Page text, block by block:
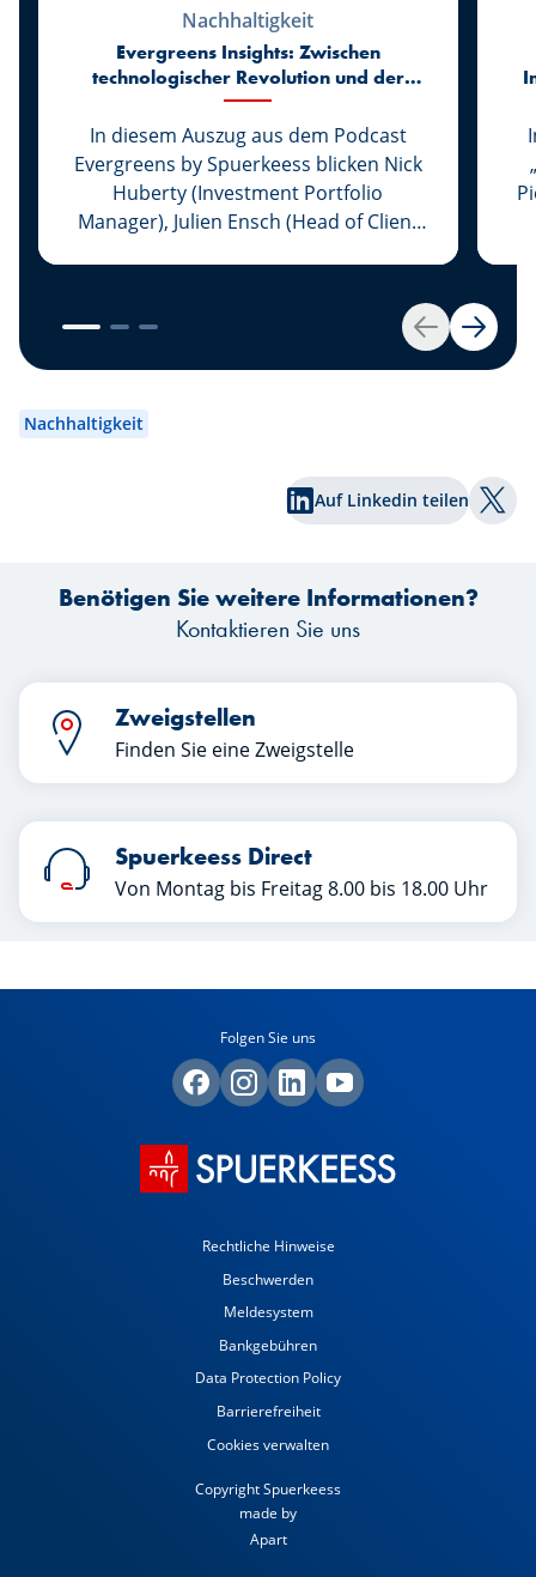
ZurückWeiter
Nachhaltigkeit
Evergreens Insights: Zwischen
technologischer Revolution und der
Rückkehr zur Realität der Märkte
In diesem Auszug aus dem Podcast
Evergreens by Spuerkeess blicken Nick
Huberty (Investment Portfolio
Manager), Julien Ensch (Head of Client
auf die ersten sechs Monate des Jahres
2026 zurück. Zwischen dem rasanten
Aufstieg der Kkünstlichen Intelligenz,
veränderten geldpolitischen
geopolitischen Spannungen hielten die
Finanzmärkte erneut zahlreiche
Halbjahr ziehen? Erfahren Sie mehr in
diesem Artikel.
Nachhaltigkeit
Auf Linkedin teilen Auf
Benötigen Sie weitere Informationen?
Kontaktieren Sie uns
Zweigstellen
Finden Sie eine Zweigstelle
Spuerkeess Direct
Von Montag bis Freitag 8.00 bis 18.00 Uhr
Folgen Sie uns
Rechtliche Hinweise
Beschwerden
Meldesystem
Bankgebühren
Data Protection Policy
Barrierefreiheit
Cookies verwalten
Copyright Spuerkeess
made by
Apart